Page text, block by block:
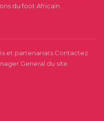
du foot Africain.
et partenariats Contactez
General du site